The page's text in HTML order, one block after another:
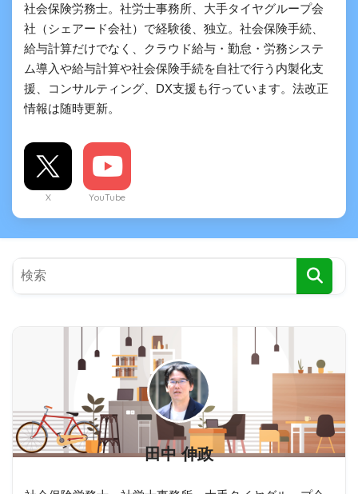
社会保険労務士。社労士事務所、大手タイヤグループ会
社（シェアード会社）で経験後、独立。社会保険手続、
給与計算だけでなく、クラウド給与・勤怠・労務システ
ム導入や給与計算や社会保険手続を自社で行う内製化支
援、コンサルティング、DX支援も行っています。法改正
情報は随時更新。
X YouTube
田中 伸政